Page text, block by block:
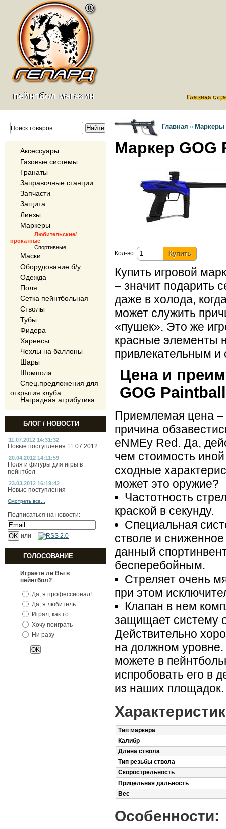
пейнтбол магазин Главная
Аксессуары
Газовые системы
Гранаты
Заправочные станции
Запчасти
Защита
Линзы
Маркеры
Любительские/
прокатные
Спортивные
Маски
Оборудование б/у
Одежда
Поля
Сетка пейнтбольная
Стволы
Тубы
Фидера
Харнесы
Чехлы на баллоны
Шары
Шомпола
Спец.предложения для
открытия клуба
Наградная атрибутика
БЛОГ / НОВОСТИ
11.07.2012 14:31:32
Новые поступления 11.07.2012
20.04.2012 14:11:59
Поля и фигуры для игры в
пейнтбол
23.03.2012 16:19:42
Новые поступления
Смотреть все...
Подписаться на новости:
или
ГОЛОСОВАНИЕ
Играете ли Вы в
пейнтбол?
Да, я профессионал!
Да, я любитель
Играл, как то...
Хочу поиграть
Ни разу
Главная » Маркеры
Маркер GOG
Кол-во:
Купить игровой
– значит подарить
даже в холода,
может служить
«пушек». Это же
красные элементы
привлекательным и
Цена и
GOG
Приемлемая цена –
причина
eNMEy Red. Да,
чем стоимость
сходные
может это оружие?
Частотность
краской в секунду.
Специальная
стволе и
данный
бесперебойным.
Стреляет очень
при этом
Клапан в нем
защищает систему
Действительно
на должном
можете в
испробовать его в
из наших площадок.
Тип маркера
Калибр
Длина ствола
Тип резьбы ствола
Скорострельность
Прицельная дальность
Вес
Особенности: